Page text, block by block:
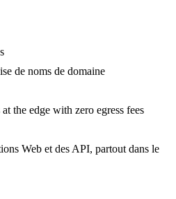
de noms de domaine
the edge with zero egress fees
Web et des API, partout dans le